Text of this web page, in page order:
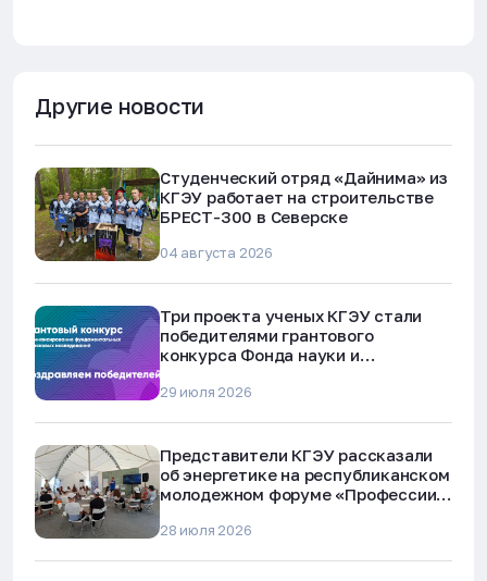
Другие новости
Студенческий отряд «Дайнима» из
КГЭУ работает на строительстве
БРЕСТ-300 в Северске
04 августа 2026
Три проекта ученых КГЭУ стали
победителями грантового
конкурса Фонда науки и
29 июля 2026
Представители КГЭУ рассказали
об энергетике на республиканском
молодежном форуме «Профессии
28 июля 2026